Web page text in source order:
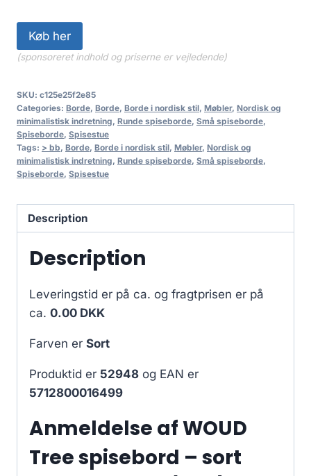
Køb her
(sponsoreret indhold og priserne er vejledende)
SKU: c125e25f2e85
Categories: Borde, Borde, Borde i nordisk stil, Møbler, Nordisk og
minimalistisk indretning, Runde spiseborde, Små spiseborde,
Spiseborde, Spisestue
Tags: > bb, Borde, Borde i nordisk stil, Møbler, Nordisk og
minimalistisk indretning, Runde spiseborde, Små spiseborde,
Spiseborde, Spisestue
Description
Description
Leveringstid er på ca. og fragtprisen er på
ca. 0.00 DKK
Farven er Sort
Produktid er 52948 og EAN er
5712800016499
Anmeldelse af WOUD
Tree spisebord – sort